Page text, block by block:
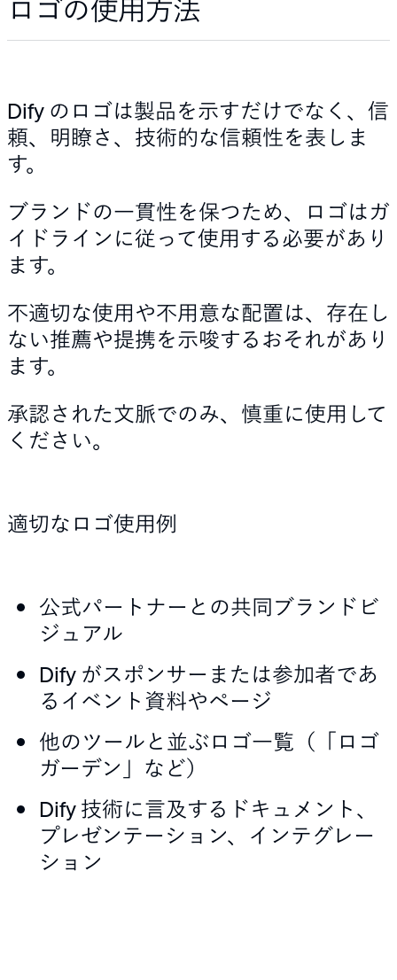
ロゴの使用方法
Dify のロゴは製品を示すだけでなく、信
頼、明瞭さ、技術的な信頼性を表しま
す。
ブランドの一貫性を保つため、ロゴはガ
イドラインに従って使用する必要があり
ます。
不適切な使用や不用意な配置は、存在し
ない推薦や提携を示唆するおそれがあり
ます。
承認された文脈でのみ、慎重に使用して
ください。
適切なロゴ使用例
公式パートナーとの共同ブランドビ
ジュアル
Dify がスポンサーまたは参加者であ
るイベント資料やページ
他のツールと並ぶロゴ一覧（「ロゴ
ガーデン」など）
Dify 技術に言及するドキュメント、
プレゼンテーション、インテグレー
ション